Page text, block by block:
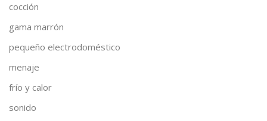
cocción
gama marrón
pequeño electrodoméstico
menaje
frío y calor
sonido